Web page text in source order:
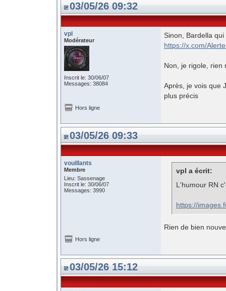
03/05/26 09:32
vpl
Modérateur
Inscrit le: 30/06/07
Messages: 38084
Sinon, Bardella
https://x.com/
Non, je rigole, rien
Après, je vois que
plus précis
Hors ligne
03/05/26 09:33
vouillants
Membre
Lieu: Sassenage
Inscrit le: 30/06/07
Messages: 3990
vpl a écrit:
L'humour RN
https://
Rien de bien
Hors ligne
03/05/26 15:12